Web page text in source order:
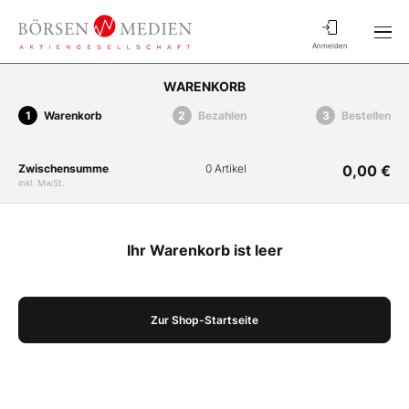
Anmelden
WARENKORB
Warenkorb Bezahlen Bestellen
Zwischensumme
inkl. MwSt.
0 Artikel 0,00 €
Ihr Warenkorb ist leer
Zur Shop-Startseite